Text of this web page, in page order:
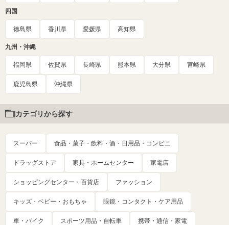
四国
徳島県 香川県 愛媛県 高知県
九州・沖縄
福岡県 佐賀県 長崎県 熊本県 大分県 宮崎県
鹿児島県 沖縄県
カテゴリから探す
スーパー 食品・菓子・飲料・酒・日用品・コンビニ
ドラッグストア 家具・ホームセンター 家電店
ショッピングセンター・百貨店 ファッション
キッズ・ベビー・おもちゃ 眼鏡・コンタクト・ケア用品
車・バイク スポーツ用品・自転車 携帯・通信・家電